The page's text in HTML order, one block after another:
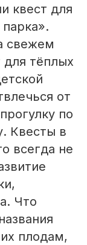
квест для
свежем
для тёплых
от
по
Квесты в
всегда не
Что
плодам,